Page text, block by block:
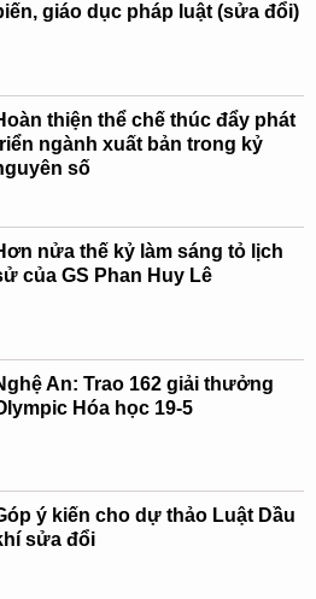
giáo dục pháp luật (sửa đổi)
thiện thể chế thúc đẩy phát
ngành xuất bản trong kỷ
số
nửa thế kỷ làm sáng tỏ lịch
của GS Phan Huy Lê
An: Trao 162 giải thưởng
Hóa học 19-5
ý kiến cho dự thảo Luật Dầu
sửa đổi